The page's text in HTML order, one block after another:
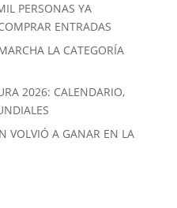
PERSONAS YA
ENTRADAS
LA CATEGORÍA
2026: CALENDARIO,
VOLVIÓ A GANAR EN LA